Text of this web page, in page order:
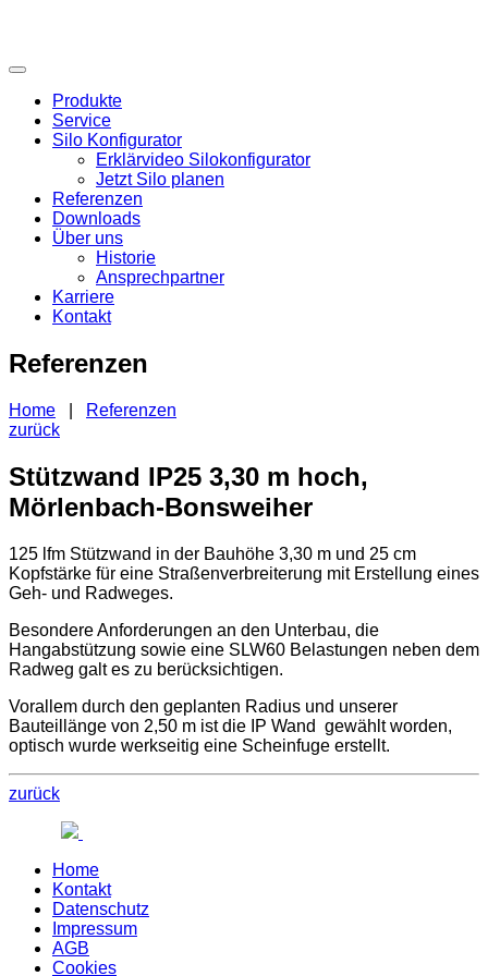
Produkte
Service
Silo Konfigurator
Erklärvideo Silokonfigurator
Jetzt Silo planen
Referenzen
Downloads
Über uns
Historie
Ansprechpartner
Karriere
Kontakt
Referenzen
Home
Referenzen
zurück
Stützwand IP25 3,30 m hoch,
Mörlenbach-Bonsweiher
125 lfm Stützwand in der Bauhöhe 3,30 m und 25 cm
Kopfstärke für eine Straßenverbreiterung mit Erstellung eines
Geh- und Radweges.
Besondere Anforderungen an den Unterbau, die
Hangabstützung sowie eine SLW60 Belastungen neben dem
Radweg galt es zu berücksichtigen.
Vorallem durch den geplanten Radius und unserer
Bauteillänge von 2,50 m ist die IP Wand gewählt worden,
optisch wurde werkseitig eine Scheinfuge erstellt.
zurück
Home
Kontakt
Datenschutz
Impressum
AGB
Cookies